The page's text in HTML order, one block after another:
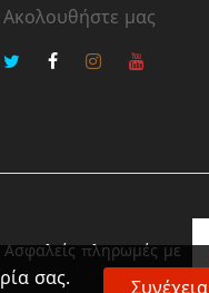
σας.
Συνέχεια
Ακολουθήστε μας
Ασφαλείς πληρωμές με